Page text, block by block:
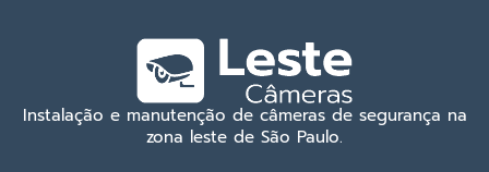
Instalação e manutenção de câmeras de segurança na
zona leste de São Paulo.